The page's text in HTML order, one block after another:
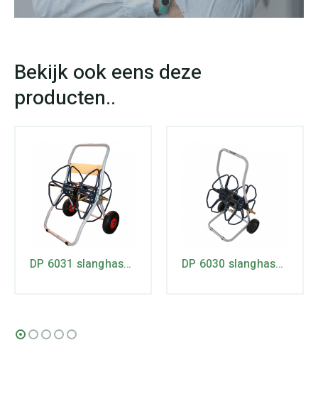
DP 6031 slanghaspelwagen DP 6030 slanghaspelwagen